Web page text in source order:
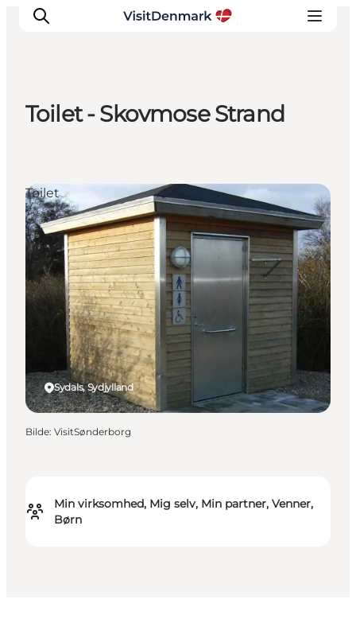
Aktiviteter
Overnatting
Planlegg reisen
Toilet - Skovmose Strand
Min virksomhed, Mig selv, Min partner, Venner,
Børn
Sydals, Sydjylland
Toilet
Bilde: VisitSønderborg